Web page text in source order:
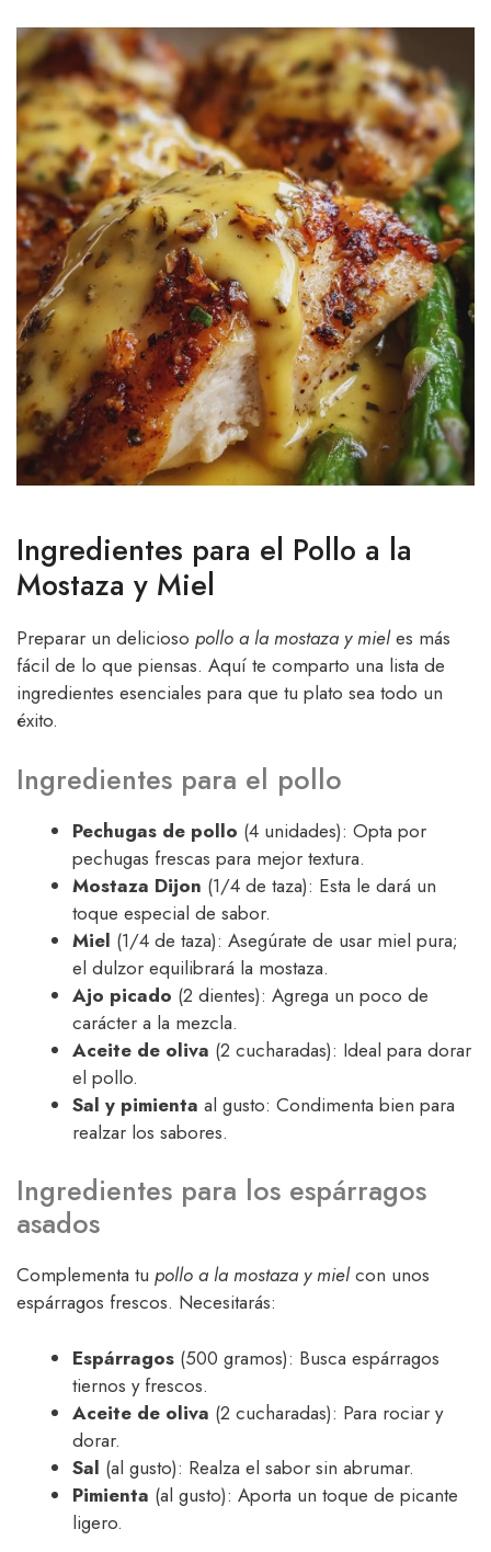
Ingredientes para el Pollo a la
Mostaza y Miel
Preparar un delicioso pollo a la mostaza y mieles más
fácil de lo que piensas. Aquí te comparto una lista de
ingredientes esenciales para que tu plato sea todo un
éxito.
Ingredientes para el pollo
Pechugas de pollo (4 unidades): Opta por
pechugas frescas para mejor textura.
Mostaza Dijon (1/4 de taza): Esta le dará un
toque especial de sabor.
Miel (1/4 de taza): Asegúrate de usar miel pura;
el dulzor equilibrará la mostaza.
Ajo picado (2 dientes): Agrega un poco de
carácter a la mezcla.
Aceite de oliva (2 cucharadas): Ideal para dorar
el pollo.
Sal y pimienta al gusto: Condimenta bien para
realzar los sabores.
Ingredientes para los espárragos
asados
Complementa tu pollo a la mostaza y mielcon unos
espárragos frescos. Necesitarás:
Espárragos (500 gramos): Busca espárragos
tiernos y frescos.
Aceite de oliva (2 cucharadas): Para rociar y
dorar.
Sal (al gusto): Realza el sabor sin abrumar.
Pimienta (al gusto): Aporta un toque de picante
ligero.